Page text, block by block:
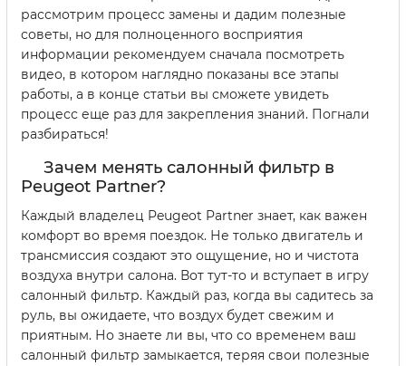
рассмотрим процесс замены и дадим полезные
советы, но для полноценного восприятия
информации рекомендуем сначала посмотреть
видео, в котором наглядно показаны все этапы
работы, а в конце статьи вы сможете увидеть
процесс еще раз для закрепления знаний. Погнали
разбираться!
Зачем менять салонный фильтр в
Peugeot Partner?
Каждый владелец Peugeot Partner знает, как важен
комфорт во время поездок. Не только двигатель и
трансмиссия создают это ощущение, но и чистота
воздуха внутри салона. Вот тут-то и вступает в игру
салонный фильтр. Каждый раз, когда вы садитесь за
руль, вы ожидаете, что воздух будет свежим и
приятным. Но знаете ли вы, что со временем ваш
салонный фильтр замыкается, теряя свои полезные